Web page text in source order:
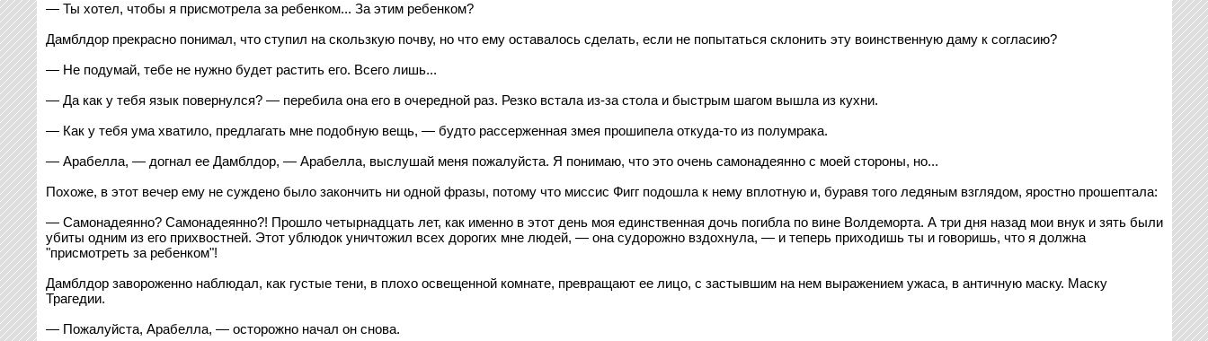
— Ты хотел, чтобы я присмотрела за ребенком... За этим ребенком?
Дамблдор прекрасно понимал, что ступил на скользкую почву, но что ему оставалось сделать, если не попытаться склонить эту воинственную даму к согласию?
— Не подумай, тебе не нужно будет растить его. Всего лишь...
— Да как у тебя язык повернулся? — перебила она его в очередной раз. Резко встала из-за стола и быстрым шагом вышла из кухни.
— Как у тебя ума хватило, предлагать мне подобную вещь, — будто рассерженная змея прошипела откуда-то из полумрака.
— Арабелла, — догнал ее Дамблдор, — Арабелла, выслушай меня пожалуйста. Я понимаю, что это очень самонадеянно с моей стороны, но...
Похоже, в этот вечер ему не суждено было закончить ни одной фразы, потому что миссис Фигг подошла к нему вплотную и, буравя того ледяным взглядом, яростно прошептала:
— Самонадеянно? Самонадеянно?! Прошло четырнадцать лет, как именно в этот день моя единственная дочь погибла по вине Волдеморта. А три дня назад мои внук и зять были
убиты одним из его прихвостней. Этот ублюдок уничтожил всех дорогих мне людей, — она судорожно вздохнула, — и теперь приходишь ты и говоришь, что я должна
"присмотреть за ребенком"!
Дамблдор завороженно наблюдал, как густые тени, в плохо освещенной комнате, превращают ее лицо, с застывшим на нем выражением ужаса, в античную маску. Маску
Трагедии.
— Пожалуйста, Арабелла, — осторожно начал он снова.